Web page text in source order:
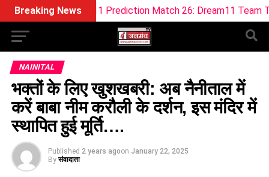
Breaking News
Dream11 Prediction Match 26: Dream11 Team Today The
NAINITAL
भक्तों के लिए खुशखबरी: अब नैनीताल में
करें बाबा नीम करौली के दर्शन, इस मंदिर में
स्थापित हुई मूर्ति….
Published 2 years agoon January 22, 2025
By संवादाता